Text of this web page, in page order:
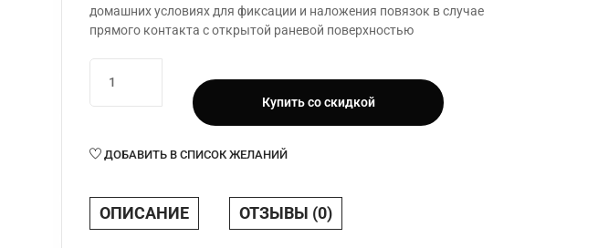
домашних условиях для фиксации и наложения повязок в случае
прямого контакта с открытой раневой поверхностью
товара
Бинт
10см
5м
(19*15см)
Купить со скидкой
ДОБАВИТЬ В СПИСОК ЖЕЛАНИЙ
ОПИСАНИЕ ОТЗЫВЫ (0)